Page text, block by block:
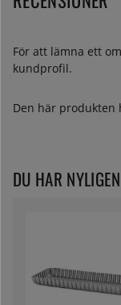
För att lämna ett
kundprofil.
Den här produkten
DU HAR